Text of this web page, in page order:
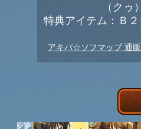
（クゥ）
特典アイテム：Ｂ
アキバ☆ソフマップ 通